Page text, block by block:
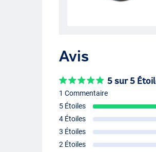
Avis
5 sur 5
1 Commentaire
5 Étoiles
4 Étoiles
3 Étoiles
2 Étoiles